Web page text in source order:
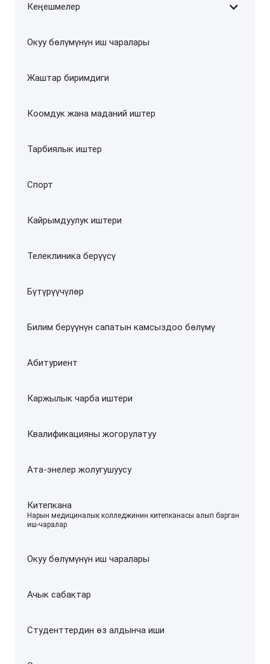
Кеңешмелер
Окуу бөлүмүнүн иш чаралары
Жаштар биримдиги
Коомдук жана маданий иштер
Тарбиялык иштер
Спорт
Кайрымдуулук иштери
Телеклиника берүүсү
Бүтүрүүчүлөр
Билим берүүнүн сапатын камсыздоо бөлүмү
Абитуриент
Каржылык чарба иштери
Квалификацияны жогорулатуу
Ата-энелер жолугушуусу
Китепкана
–
Нарын медициналык колледжинин китепканасы алып барган
иш-чаралар
Окуу бөлүмүнүн иш чаралары
Ачык сабактар
Студенттердин өз алдынча иши